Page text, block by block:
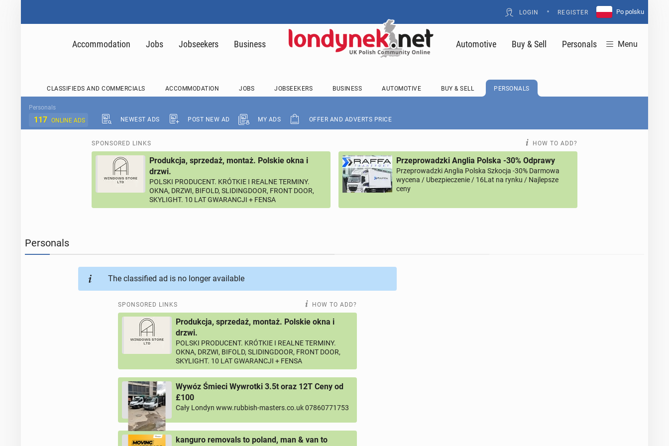
LOGIN • REGISTER Po polsku
Accommodation Jobs Jobseekers Business Automotive Buy & Sell Personals Menu
CLASSIFIEDS AND COMMERCIALS ACCOMMODATION JOBS JOBSEEKERS BUSINESS AUTOMOTIVE BUY & SELL PERSONALS
Personals
117 ONLINE ADS NEWEST ADS POST NEW AD MY ADS OFFER AND ADVERTS PRICE
SPONSORED LINKS HOW TO ADD?
Produkcja, sprzedaż, montaż. Polskie okna i
drzwi.
POLSKI PRODUCENT. KRÓTKIE I REALNE TERMINY.
OKNA, DRZWI, BIFOLD, SLIDINGDOOR, FRONT DOOR,
SKYLIGHT. 10 LAT GWARANCJI + FENSA
Przeprowadzki Anglia Polska -30% Odprawy
Przeprowadzki Anglia Polska Szkocja -30% Darmowa
wycena / Ubezpieczenie / 16Lat na rynku / Najlepsze
ceny
Personals
The classified ad is no longer available
SPONSORED LINKS HOW TO ADD?
Produkcja, sprzedaż, montaż. Polskie okna i
drzwi.
POLSKI PRODUCENT. KRÓTKIE I REALNE TERMINY.
OKNA, DRZWI, BIFOLD, SLIDINGDOOR, FRONT DOOR,
SKYLIGHT. 10 LAT GWARANCJI + FENSA
Wywóz Śmieci Wywrotki 3.5t oraz 12T Ceny od
£100
Cały Londyn www.rubbish-masters.co.uk 07860771753
kanguro removals to poland, man & van to